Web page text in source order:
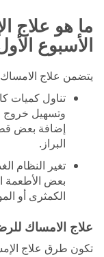
ما هو علاج
الأسبوع
يتضمن علاج
تناول كميات
وتسهيل خروج
إضافة بعض
البراز.
تغير النظام
بعض الأطعمة
الكمثرى أو
علاج الامساك
تكون طرق علاج